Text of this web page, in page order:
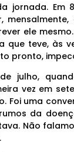
jornada. Em
ele
que teve, às
pronto,
julho,
vez em
Foi uma
da
Não